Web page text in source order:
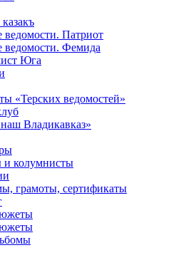
ведомости. Патриот
ведомости. Фемида
Юга
«Терских ведомостей»
Владикавказ»
и колумнисты
грамоты, сертификаты